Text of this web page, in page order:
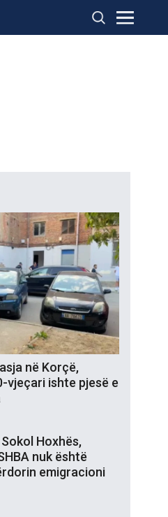
në Korçë,
vjeçari ishte pjesë e
Hoxhës,
nuk është
emigracioni